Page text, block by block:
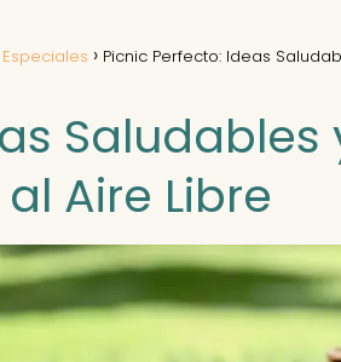
Picnic Perfecto: Ideas
Saludables
Aire Libre